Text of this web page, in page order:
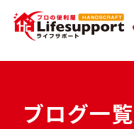
ブログ一覧